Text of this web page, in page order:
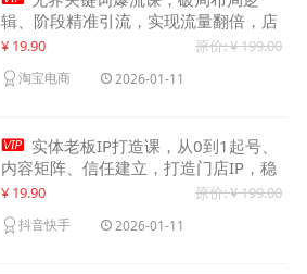
辑、阶段精准引流，实现流量翻倍，店
铺业绩增长50%+
¥ 19.90 原价: ¥ 199.00
淘宝电商 2026-01-11
 实体老板IP打造课，从0到1起号、
内容矩阵、信任建立，打造门店IP，稳
定获客增收
¥ 19.90 原价: ¥ 199.00
抖音快手 2026-01-11